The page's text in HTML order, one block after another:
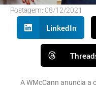
Postagem: 08/12/2021
LinkedIn
A WMcCann anuncia a